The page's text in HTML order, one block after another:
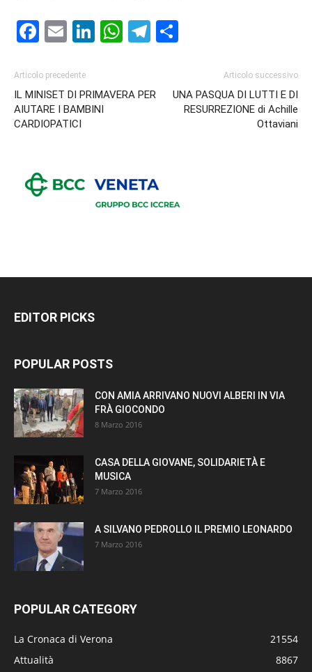
Facebook
EmailLinkedIn
WhatsApp
Telegram
Articolo precedente
IL MINISET DI PRIMAVERA PER
AIUTARE I BAMBINI
CARDIOPATICI
Articolo successivo
UNA PASQUA DI LUTTI E DI
RESURREZIONE di Achille
Ottaviani
EDITOR PICKS
POPULAR POSTS
CON AMIA ARRIVANO NUOVI ALBERI IN VIA
FRÀ GIOCONDO
8 Marzo 2016
CASA DELLA GIOVANE, SOLIDARIETÀ E
MUSICA
7 Marzo 2016
A SILVANO PEDROLLO IL PREMIO LEONARDO
7 Marzo 2016
POPULAR CATEGORY
La Cronaca di Verona
21554
Attualità
8867